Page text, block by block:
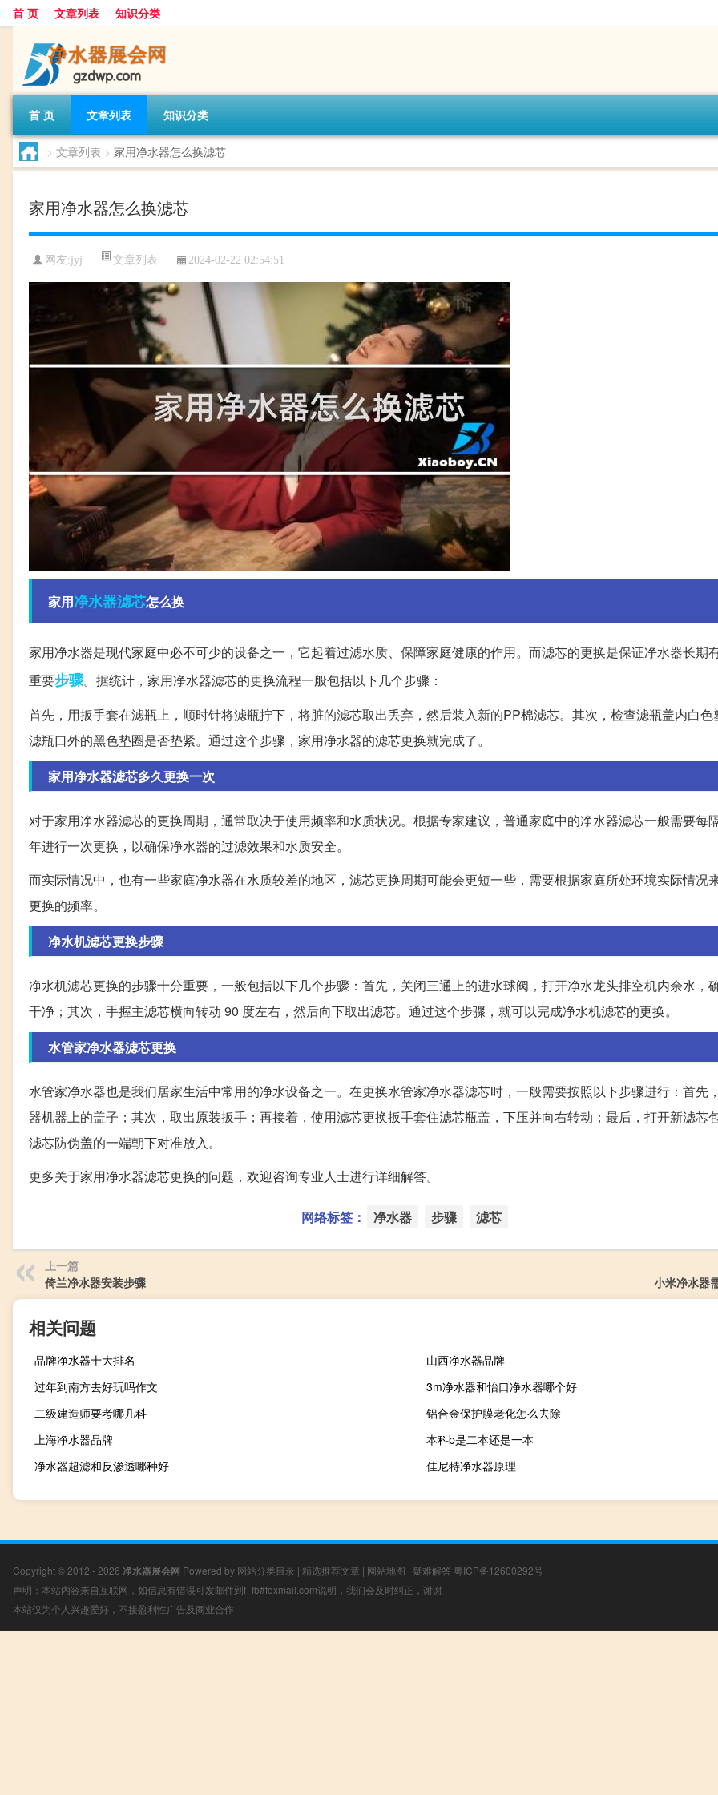
首 页 文章列表 知识分类
首 页 文章列表 知识分类
> 文章列表 > 家用净水器怎么换滤芯
家用净水器怎么换滤芯
网友:jyj 文章列表 2024-02-22 02:54:51
家用净水器滤芯怎么换
家用净水器是现代家庭中必不可少的设备之一，它起着过滤水质、保障家庭健康的作用。而滤芯的更换是保证净水器长期
重要步骤。据统计，家用净水器滤芯的更换流程一般包括以下几个步骤：
首先，用扳手套在滤瓶上，顺时针将滤瓶拧下，将脏的滤芯取出丢弃，然后装入新的PP棉滤芯。其次，检查滤瓶盖内白色
滤瓶口外的黑色垫圈是否垫紧。通过这个步骤，家用净水器的滤芯更换就完成了。
家用净水器滤芯多久更换一次
对于家用净水器滤芯的更换周期，通常取决于使用频率和水质状况。根据专家建议，普通家庭中的净水器滤芯一般需要每
年进行一次更换，以确保净水器的过滤效果和水质安全。
而实际情况中，也有一些家庭净水器在水质较差的地区，滤芯更换周期可能会更短一些，需要根据家庭所处环境实际情况
更换的频率。
净水机滤芯更换步骤
净水机滤芯更换的步骤十分重要，一般包括以下几个步骤：首先，关闭三通上的进水球阀，打开净水龙头排空机内余水，
干净；其次，手握主滤芯横向转动 90 度左右，然后向下取出滤芯。通过这个步骤，就可以完成净水机滤芯的更换。
水管家净水器滤芯更换
水管家净水器也是我们居家生活中常用的净水设备之一。在更换水管家净水器滤芯时，一般需要按照以下步骤进行：首先
器机器上的盖子；其次，取出原装扳手；再接着，使用滤芯更换扳手套住滤芯瓶盖，下压并向右转动；最后，打开新滤芯
滤芯防伪盖的一端朝下对准放入。
更多关于家用净水器滤芯更换的问题，欢迎咨询专业人士进行详细解答。
网络标签： 净水器 步骤 滤芯
上一篇
倚兰净水器安装步骤
小米净水器
相关问题
品牌净水器十大排名
山西净水器品牌
过年到南方去好玩吗作文
3m净水器和怡口净水器哪个好
二级建造师要考哪几科
铝合金保护膜老化怎么去除
上海净水器品牌
本科b是二本还是一本
净水器超滤和反渗透哪种好
佳尼特净水器原理
Copyright © 2012 - 2026 净水器展会网 Powered by 网站分类目录 | 精选推荐文章 | 网站地图 | 疑难解答 粤ICP备12600292号
声明：本站内容来自互联网，如信息有错误可发邮件到f_fb#foxmail.com说明，我们会及时纠正，谢谢
本站仅为个人兴趣爱好，不接盈利性广告及商业合作